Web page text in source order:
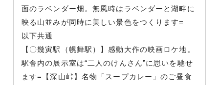
面のラベンダー畑。無風時はラベンダーと湖畔に
映る山並みが同時に美しい景色をつくります=
以下共通
【〇幾寅駅（幌舞駅）】感動大作の映画ロケ地。
駅舎内の展示室は“二人のけんさん”に思いを馳せ
ます=【深山峠】名物「スープカレー」のご昼食